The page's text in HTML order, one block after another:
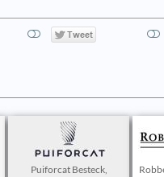
Puiforcat Besteck,